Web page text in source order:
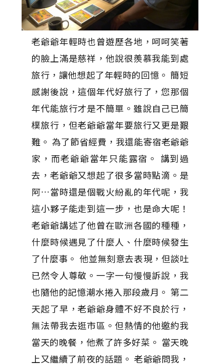
老爺爺年輕時也曾遊歷各地，呵呵笑著
的臉上滿是慈祥，他說很羨慕我能到處
旅行，讓他想起了年輕時的回憶。 簡短
感謝後說，這個年代好旅行了，您那個
年代能旅行才是不簡單。雖說自己已簡
樸旅行，但老爺爺當年要旅行又更是艱
難。 為了節省經費，我還能寄宿老爺爺
家，而老爺爺當年只能露宿。 講到過
去，老爺爺又想起了很多當時點滴。是
阿…當時還是個戰火紛亂的年代呢，我
這小夥子能走到這一步，也是命大呢！
老爺爺講述了他曾在歐洲各國的種種，
什麼時候遇見了什麼人、什麼時候發生
了什麼事。 他並無刻意去表現，但談吐
已然令人尊敬。一字一句慢慢訴說，我
也隨他的記憶潮水捲入那段歲月。 第二
天起了早，老爺爺身體不好不良於行，
無法帶我去逛市區。但熱情的他邀約我
當天的晚餐，他煮了許多好菜。 當天晚
上又繼續了前夜的話題。 老爺爺問我，